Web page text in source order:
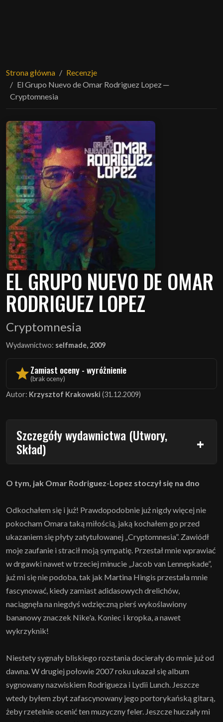
Strona główna
Recenzje
El Grupo Nuevo de Omar Rodriguez Lopez ─
Cryptomnesia
EL GRUPO NUEVO DE OMAR
RODRIGUEZ LOPEZ
Cryptomnesia
Wydawnictwo: selfmade, 2009
Zamiast oceny - wyróżnienie
(brak oceny)
Autor: Krzysztof Krakowski (31.12.2009)
Szczegóły wydawnictwa (Utwory,
Skład)
O tym, jak Omar Rodriguez-Lopez stoczył się na dno
Odkochałem się i już! Prawdopodobnie już nigdy więcej nie
pokocham Omara taką miłością, jaką kochałem go przed
ukazaniem się płyty zatytułowanej „Cryptomnesia”. Zawiódł
moje zaufanie i stracił moją sympatię. Przestał mnie wprawiać
w drgawki nawet w trzeciej minucie „Jacob van Lennepkade”,
już mi się nie podoba, tak jak Martina Hingis przestała mnie
fascynować, kiedy zamiast adidasowych drelichów,
naciągnęła na niegdyś wdzięczną pierś wykoślawiony
bananowy znaczek Nike'a. Koniec i kropka, a nawet
wykrzyknik!
Niestety sygnały bliskiego rozstania docierały do mnie już od
dawna. W drugiej połowie 2007 roku ukazał się album
sygnowany nazwiskiem Rodrigueza i Lydii Lunch. Jeszcze
wtedy byłem zbyt zafascynowany jego portorykańską gitarą,
żeby rzetelnie ocenić ten muzyczny feler. Jeszcze huczały mi